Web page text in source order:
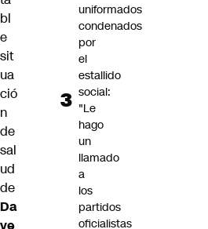
bl
e
sit
ua
ció
n
de
sal
ud
de
Da
ve
uniformados
condenados
por
el
estallido
social:
"Le
hago
un
llamado
a
los
partidos
oficialistas